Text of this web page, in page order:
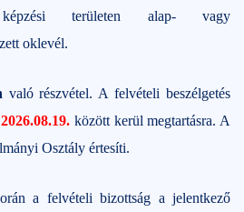
területen alap- vagy
oklevél.
való részvétel. A felvételi beszélgetés
között kerül megtartásra. A
Osztály értesíti.
a felvételi bizottság a jelentkező